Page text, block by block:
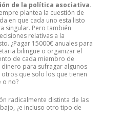
de la política asociativa.
plantea la cuestión de
en que cada uno esta listo
singular. Pero también
relativas a la
¿Pagar 15000€ anuales para
bilingüe o organizar el
de cada miembro de
dinero para sufragar algunos
que solo los que tienen
o no?
radicalmente distinta de las
¿e incluso otro tipo de